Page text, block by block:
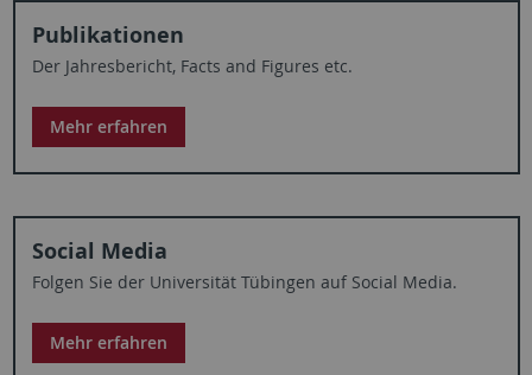
Publikationen
Der Jahresbericht, Facts and Figures etc.
Mehr erfahren
Social Media
Folgen Sie der Universität Tübingen auf Social Media.
Mehr erfahren